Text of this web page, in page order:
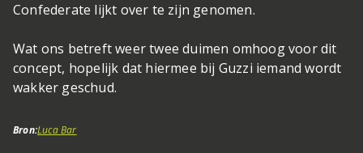
Confederate lijkt over te zijn genomen.
Wat ons betreft weer twee duimen omhoog voor dit
concept, hopelijk dat hiermee bij Guzzi iemand wordt
wakker geschud.
Bron:Luca Bar